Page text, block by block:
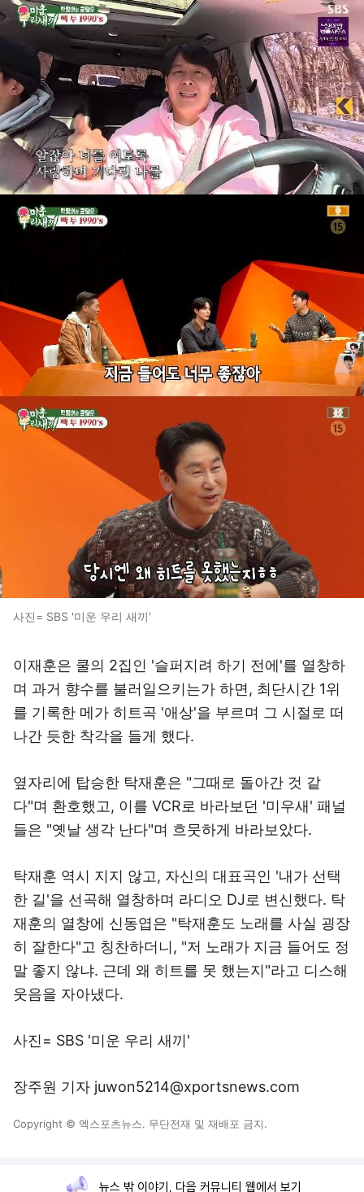
사진= SBS '미운 우리 새끼'
이재훈은 쿨의 2집인 '슬퍼지려 하기 전에'를 열창하
며 과거 향수를 불러일으키는가 하면, 최단시간 1위
를 기록한 메가 히트곡 '애상'을 부르며 그 시절로 떠
나간 듯한 착각을 들게 했다.
옆자리에 탑승한 탁재훈은 "그때로 돌아간 것 같
다"며 환호했고, 이를 VCR로 바라보던 '미우새' 패널
들은 "옛날 생각 난다"며 흐뭇하게 바라보았다.
탁재훈 역시 지지 않고, 자신의 대표곡인 '내가 선택
한 길'을 선곡해 열창하며 라디오 DJ로 변신했다. 탁
재훈의 열창에 신동엽은 "탁재훈도 노래를 사실 굉장
히 잘한다"고 칭찬하더니, "저 노래가 지금 들어도 정
말 좋지 않냐. 근데 왜 히트를 못 했는지"라고 디스해
웃음을 자아냈다.
사진= SBS '미운 우리 새끼'
장주원 기자 juwon5214@xportsnews.com
Copyright © 엑스포츠뉴스. 무단전재 및 재배포 금지.
뉴스 밖 이야기, 다음 커뮤니티 웹에서 보기